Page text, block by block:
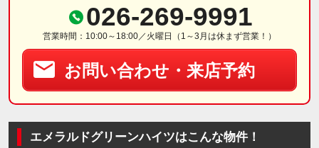
026-269-9991
営業時間：10:00～18:00／火曜日（1～3月は休まず営業！）
お問い合わせ・来店予約
エメラルドグリーンハイツはこんな物件！